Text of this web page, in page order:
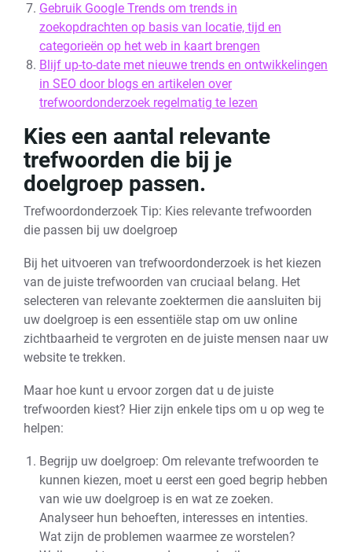
Gebruik Google Trends om trends in
zoekopdrachten op basis van locatie, tijd en
categorieën op het web in kaart brengen
Blijf up-to-date met nieuwe trends en ontwikkelingen
in SEO door blogs en artikelen over
trefwoordonderzoek regelmatig te lezen
Kies een aantal relevante
trefwoorden die bij je
doelgroep passen.
Trefwoordonderzoek Tip: Kies relevante trefwoorden
die passen bij uw doelgroep
Bij het uitvoeren van trefwoordonderzoek is het kiezen
van de juiste trefwoorden van cruciaal belang. Het
selecteren van relevante zoektermen die aansluiten bij
uw doelgroep is een essentiële stap om uw online
zichtbaarheid te vergroten en de juiste mensen naar uw
website te trekken.
Maar hoe kunt u ervoor zorgen dat u de juiste
trefwoorden kiest? Hier zijn enkele tips om u op weg te
helpen:
Begrijp uw doelgroep: Om relevante trefwoorden te
kunnen kiezen, moet u eerst een goed begrip hebben
van wie uw doelgroep is en wat ze zoeken.
Analyseer hun behoeften, interesses en intenties.
Wat zijn de problemen waarmee ze worstelen?